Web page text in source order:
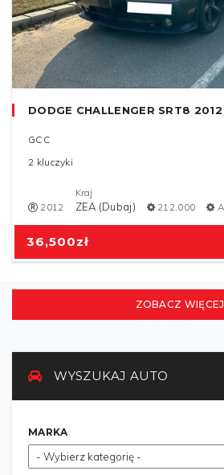
36,500zł
DODGE CHALLENGER SRT8
GCC
2 kluczyki
2012
Kraj
ZEA (Dubaj) 212,000
ZOBACZ WIĘCEJ
WYSZUKAJ AUTO
MARKA